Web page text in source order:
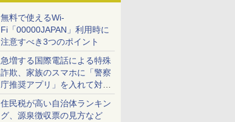
無料で使えるWi-
Fi「00000JAPAN」利用時に
注意すべき3つのポイント
急増する国際電話による特殊
詐欺、家族のスマホに「警察
庁推奨アプリ」を入れて対策
しよう！
住民税が高い自治体ランキン
グ、源泉徴収票の見方など